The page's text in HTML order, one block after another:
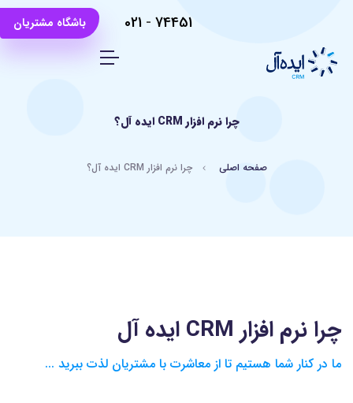
باشگاه مشتریان 74451
-
021
چرا نرم افزار CRM ایده آل؟
صفحه اصلی چرا نرم افزار CRM ایده آل؟
چرا نرم افزار CRM ایده آل
ما در کنار شما هستیم تا از معاشرت با مشتریان لذت ببرید ...